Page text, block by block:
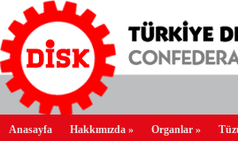
Anasayfa Hakkımızda » Organlar »